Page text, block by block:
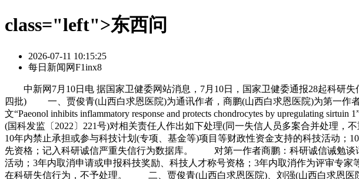
class="left">东西问
2026-07-11 10:15:25
每日新闻网F1inx8
中新网7月10日电 据国家卫健委网站消息，7月10日，国家卫健委通报28起科研失信行为，涉及数据造假、论文买卖、挂名搭车等问题。内容如下： 关于部分科研失信行为的公开通报(第四批) 一、贾俊青(山西白求恩医院)为通讯作者，商鹏(山西白求恩医院)为第一作者，刘莹为其他作者于2022年3月2日在Canadian Journal of Physiology and Pharmacology期刊发表的论文“Paeonol inhibits inflammatory response and protects chondrocytes by upregulating sirtuin 1”。经调查，该论文存在买卖实验数据失信行为，论文作者所在单位依照《科研失信行为调查处理规则》(国科发监〔2022〕221号)对相关责任人作出如下处理(同一失信人员多案合并处理，不重复处理，以其中最重处理为准)： 对通讯作者贾俊青：科研诚信诫勉谈话；一定范围内公开通报；10年内禁止承担或参与科技计划(专项、基金等)项目等财政性资金支持的科技活动；10年内取消申请或申报科技奖励、科技人才称号资格；5年内取消作为评审专家等资格；5年内取消评优评先资格；记入科研诚信严重失信行为数据库。 对第一作者商鹏：科研诚信诫勉谈话；一定范围内公开通报；3年内禁止承担或参与科技计划(专项、基金等)项目等财政性资金支持的科技活动；3年内取消申请或申报科技奖励、科技人才称号资格；3年内取消作为评审专家等资格；3年内取消评优评先资格；记入科研诚信严重失信行为数据库。 对其他作者刘莹：认定不存在科研失信行为，不予处理。 二、贾俊青(山西白求恩医院)、刘强(山西白求恩医院)为通讯作者，商鹏(山西白求恩医院)为第一作者，刘莹、任杰、柳青青、宋昊波为其他作者于2024年3月30日在Open Medicine期刊发表的论文“Overexpression of miR-532-5p restrains oxidative stress response of chondrocytes in nontraumatic osteonecrosis of the femoral head by inhibiting ABL1”。经调查，该论文存在买卖实验数据失信行为，论文作者所在单位依照《科研失信行为调查处理规则》(国科发监〔2022〕221号)对相关责任人作出如下处理(同一失信人员多案合并处理，不重复处理，以其中最重处理为准)： 对通讯作者贾俊青：处理措施同前。 对通讯作者刘强：认定不存在科研失信行为，不予处理。 对第一作者商鹏：处理措施同前。 对其他作者刘莹、任杰、柳青青、宋昊波：认定不存在科研失信行为，不予处理。 三、张萍(江西省人民医院)为通讯作者，胡凡(江西省人民医院)为第一作者，聂红兵、徐仁伵、蔡新勇、邵靓为其他作者于2022年7月27日在Brain Research期刊发表的论文“Vinpocetine and coenzyme Q10 combination alleviates cognitive impairment caused by ionizing radiation by improving mitophagy”。经调查，该论文存在无实质学术贡献署名、编造研究过程、篡改研究记录等失信行为，论文作者所在单位依照《科研失信行为调查处理规则》(国科发监〔2022〕221号)对相关责任人作出如下处理(同一失信人员多案合并处理，不重复处理，以其中最重处理为准)： 对通讯作者张萍：科研诚信诫勉谈话；一定范围内公开通报；终身禁止承担或参与科技计划(专项、基金等)项目等财政性资金支持的科技活动；终止或撤销利用科研失信行为获得的财政性资金支持、相关学术奖励和荣誉；10年内取消申请或申报科技奖励、科技人才称号、评审专家等资格；记入科研诚信严重失信行为数据库；追回该论文涉及的科研奖励及版面费资助；责令撤稿。 对第一作者胡凡：科研诚信诫勉谈话；一定范围内公开通报；10年内禁止承担或参与科技计划(专项、基金等)项目等财政性资金支持的科技活动；终止或撤销利用科研失信行为获得的财政性资金支持、相关学术奖励和荣誉；2年内取消申请或申报科技奖励、科技人才称号等资格；2年内取消申请或申报专业技术职务职称晋升、评优评先资格；2年内暂停招收研究生；记入科研诚信严重失信行为数据库；追回该论文涉及的科研奖励及版面费资助。 对其他作者聂红兵、徐仁伵、蔡新勇、邵靓：认定不存在科研失信行为，予以科研诚信警示教育。 四、张萍(江西省人民医院)为通讯作者，柴文(江西省人民医院)为第一作者，张骥、项正兵、张洪连、梅竹君、聂红兵、徐仁伵为其他作者于2022年3月10日在Metabolic Brain Disease期刊发表的论文“Potential of nobiletin against Alzheimer's disease through inhibiting neuroinflammation”。经调查，该论文存在无实质学术贡献署名、编造研究过程、篡改研究记录等失信行为，论文作者所在单位依照《科研失信行为调查处理规则》(国科发监〔2022〕221号)对相关责任人作出如下处理(同一失信人员多案合并处理，不重复处理，以其中最重处理为准)： 对通讯作者张萍：处理措施同前。 对第一作者柴文：科研诚信诫勉谈话；一定范围内公开通报；10年内禁止承担或参与科技计划(专项、基金等)项目等财政性资金支持的科技活动；终止或撤销利用科研失信行为获得的财政性资金支持、相关学术奖励和荣誉；2年内取消申请或申报科技奖励、科技人才称号等资格；2年内取消申请或申报专业技术职务职称晋升、评优评先资格；2年内暂停招收研究生；记入科研诚信严重失信行为数据库；追回该论文涉及的科研奖励及版面费资助。 对其他作者张骥、项正兵、张洪连、梅竹君、聂红兵、徐仁伵：认定不存在科研失信行为，予以科研诚信警示教育。 五、张萍(江西省人民医院)为通讯作者，张骥(江西省人民医院)为第一作者，柴文、项正兵、周鑫华为其他作者于2021年10月1日在The Journal of Toxicological Sciences期刊发表的论文“MZF1 alleviates oxidative stress and apoptosis induced by rotenone in SH-SY5Y cells by promoting RBM3 transcription”。经调查，该论文存在无实质学术贡献署名、编造研究过程、篡改研究记录等失信行为，论文作者所在单位依照《科研失信行为调查处理规则》(国科发监〔2022〕221号)对相关责任人作出如下处理(同一失信人员多案合并处理，不重复处理，以其中最重处理为准)： 对通讯作者张萍：处理措施同前。 对第一作者张骥：科研诚信诫勉谈话；一定范围内公开通报；10年内禁止承担或参与科技计划(专项、基金等)项目等财政性资金支持的科技活动；终止或撤销利用科研失信行为获得的财政性资金支持、相关学术奖励和荣誉；2年内取消申请或申报科技奖励、科技人才称号等资格；2年内取消申请或申报专业技术职务职称晋升、评优评先资格；2年内暂停招收研究生；记入科研诚信严重失信行为数据库；追回该论文涉及的科研奖励及版面费资助。 对其他作者柴文、项正兵、周鑫华：认定不存在科研失信行为，予以科研诚信警示教育。 六、邵靓(江西省人民医院)为通讯作者，张萍(江西省人民医院)为第一作者，刘员员、詹宇亮、邹鹏涛、蔡新勇、陈艳梅为其他作者于2024年7月17日在Epigenetics期刊发表的论文“Circ-0006332 stimulates cardiomyocyte pyroptosis via the miR-143/TLR2 axis to promote doxorubicin induced cardiac damage”。经调查，该论文存在无实质学术贡献署名、编造研究过程、篡改研究记录等失信行为，论文作者所在单位依照《科研失信行为调查处理规则》(国科发监〔2022〕221号)对相关责任人作出如下处理(同一失信人员多案合并处理，不重复处理，以其中最重处理为准)： 对通讯作者邵靓：科研诚信诫勉谈话；一定范围内公开通报；终身禁止承担或参与科技计划(专项、基金等)项目等财政性资金支持的科技活动；终止或撤销利用科研失信行为获得的财政性资金支持、相关学术奖励和荣誉；10年内取消申请或申报科技奖励、科技人才称号、评审专家等资格；记入科研诚信严重失信行为数据库；追回该论文涉及的科研奖励及版面费资助。 对第一作者张萍：处理措施同前。 对其他作者刘员员、詹宇亮、邹鹏涛、蔡新勇、陈艳梅：认定不存在科研失信行为，予以科研诚信警示教育。 七、邵靓(江西省人民医院)为通讯作者，张萍(江西省人民医院)为第一作者，邹鹏涛、黄笑、曾祥辉、刘松涛、刘员员为其他作者于2024年9月1日在The Korean Journal of Physiology &amp;Pharmacology期刊发表的论文“Effect of aortic smooth muscle BK channels on mediating chronic intermittent hypoxia-induced vascular dysfunction”。经调查，该论文存在无实质学术贡献署名、编造研究过程、篡改研究记录等失信行为，论文作者所在单位依照《科研失信行为调查处理规则》(国科发监〔2022〕221号)对相关责任人作出如下处理(同一失信人员多案合并处理，不重复处理，以其中最重处理为准)： 对通讯作者邵靓：处理措施同前。 对第一作者张萍：处理措施同前。 对其他作者邹鹏涛、黄笑、曾祥辉、刘松涛、刘员员：认定不存在科研失信行为，予以科研诚信警示教育。 八、彭瑛(江西省人民医院)为通讯作者，黄锦庆(赣州市人民医院)为第一作者，洪浪、沈滨华、周云英、兰建芸为其他作者于2022年9月14日在Experimental Brain Research期刊发表的论文“FOXO1 represses MCL1 transcription to regulate the function of vascular smooth